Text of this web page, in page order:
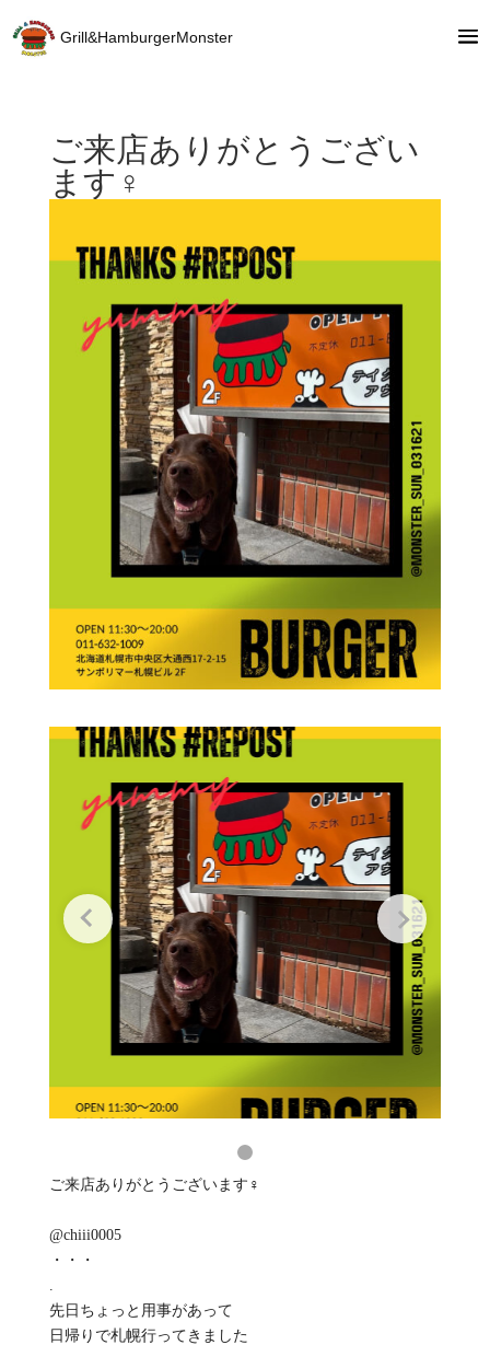
Grill&HamburgerMonster
ご来店ありがとうござい
ます‍♀️
ご来店ありがとうございます‍♀️
@chiii0005
・・・
先日ちょっと用事があって
日帰りで札幌行ってきました